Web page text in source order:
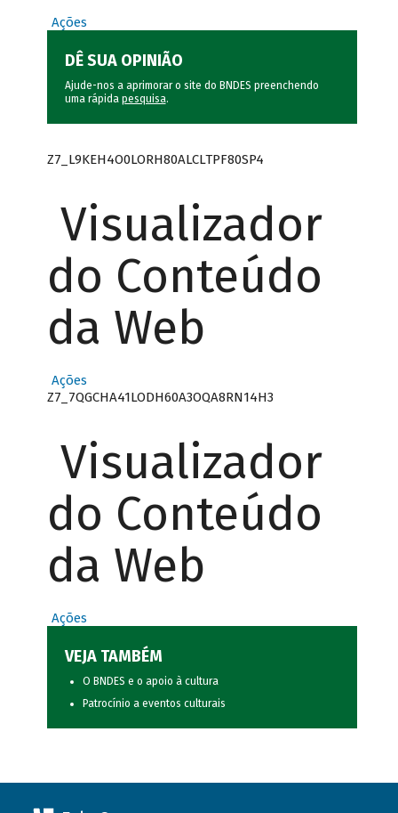
Ações
DÊ SUA OPINIÃO
Ajude-nos a aprimorar o site do BNDES preenchendo
uma rápida pesquisa.
Z7_L9KEH4O0LORH80ALCLTPF80SP4
Visualizador
do Conteúdo
da Web
Ações
Z7_7QGCHA41LODH60A3OQA8RN14H3
Visualizador
do Conteúdo
da Web
Ações
VEJA TAMBÉM
O BNDES e o apoio à cultura
Patrocínio a eventos culturais